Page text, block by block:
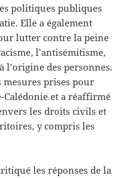
politiques publiques
Elle a également
lutter contre la peine
l’antisémitisme,
l’origine des personnes.
mesures prises pour
et a réaffirmé
les droits civils et
y compris les
les réponses de la